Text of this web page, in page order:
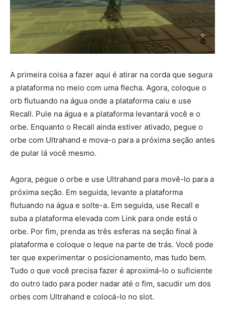
A primeira coisa a fazer aqui é atirar na corda que segura
a plataforma no meio com uma flecha. Agora, coloque o
orb flutuando na água onde a plataforma caiu e use
Recall. Pule na água e a plataforma levantará você e o
orbe. Enquanto o Recall ainda estiver ativado, pegue o
orbe com Ultrahand e mova-o para a próxima seção antes
de pular lá você mesmo.
Agora, pegue o orbe e use Ultrahand para movê-lo para a
próxima seção. Em seguida, levante a plataforma
flutuando na água e solte-a. Em seguida, use Recall e
suba a plataforma elevada com Link para onde está o
orbe. Por fim, prenda as três esferas na seção final à
plataforma e coloque o leque na parte de trás. Você pode
ter que experimentar o posicionamento, mas tudo bem.
Tudo o que você precisa fazer é aproximá-lo o suficiente
do outro lado para poder nadar até o fim, sacudir um dos
orbes com Ultrahand e colocá-lo no slot.